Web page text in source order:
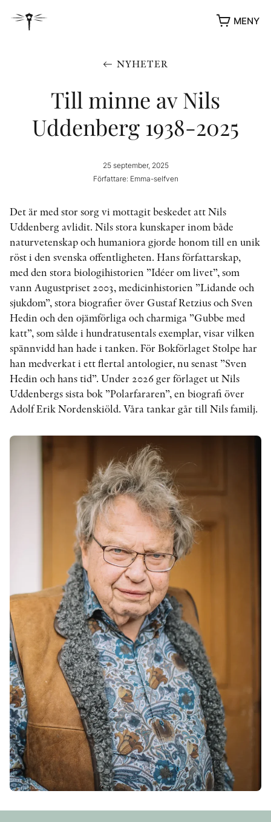
MENY
STOLPE STORIES
VIDEOGALLERI
UTMÄRKELSER
ÖVRIGA FORMAT
KONTAKT
PRESSKONTAKT
PEER REVIEW-PROCESSEN
NYHETER
Till minne av Nils
Uddenberg 1938-2025
25 september, 2025
Författare: Emma-selfven
Det är med stor sorg vi mottagit beskedet att Nils
Uddenberg avlidit. Nils stora kunskaper inom både
naturvetenskap och humaniora gjorde honom till en unik
röst i den svenska offentligheten. Hans författarskap,
med den stora biologihistorien ”Idéer om livet”, som
vann Augustpriset 2003, medicinhistorien ”Lidande och
sjukdom”, stora biografier över Gustaf Retzius och Sven
Hedin och den ojämförliga och charmiga ”Gubbe med
katt”, som sålde i hundratusentals exemplar, visar vilken
spännvidd han hade i tanken. För Bokförlaget Stolpe har
han medverkat i ett flertal antologier, nu senast ”Sven
Hedin och hans tid”. Under 2026 ger förlaget ut Nils
Uddenbergs sista bok ”Polarfararen”, en biografi över
Adolf Erik Nordenskiöld. Våra tankar går till Nils familj.